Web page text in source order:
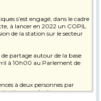
s’est engagé, dans le cadre
à lancer en 2022 un COPIL
de la station sur le secteur
partage autour de la base
à 10h00 au Parlement de
à deux personnes par
auprès de mon